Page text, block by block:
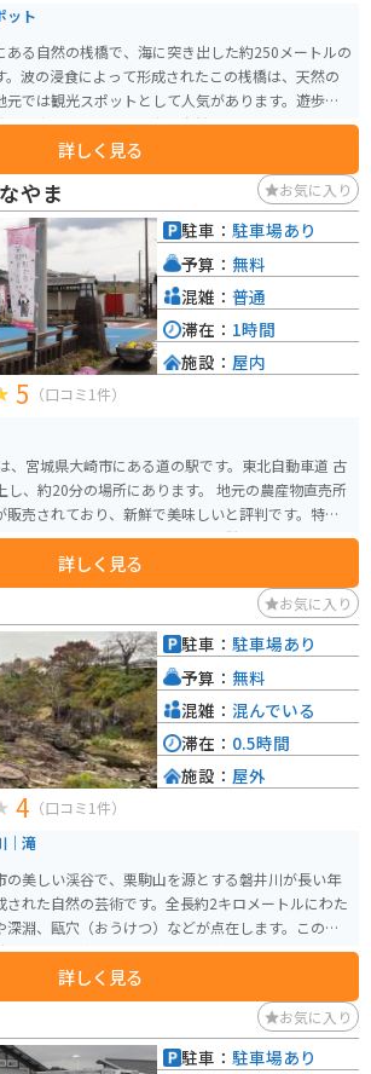
ット
ある自然の桟橋で、海に突き出した約250メートルの
波の浸食によって形成されたこの桟橋は、天然の
では観光スポットとして人気があります。遊歩道
で歩くことができ、海と自然を間近に感じながら
夕日が美しい場所です。
詳しく見る
やま お気に入り
5 （口コミ1件）
、宮城県大崎市にある道の駅です。東北自動車道 古
の場所にあります。 地元の農産物直売所
売されており、新鮮で美味しいと評判です。特
しいスイカが人気です。また、併設されているレ
材を使った料理を楽しむことができます。 バイク
広い駐車場が完備されているため安心です。ツー
用するのも良いでしょう。道の駅から少し足を延
温泉郷など、温泉地としても有名なエリアがあり
実しているので、ツーリングの疲れを癒やすこと
きる場所です。宮城県を訪れた際には、ぜひ立ち
詳しく見る
駐車： 駐車場あり
予算： 無料
混雑： 普通
滞在： 1時間
施設： 屋内
お気に入り
4 （口コミ1件）
｜滝
の美しい渓谷で、栗駒山を源とする磐井川が長い年
された自然の芸術です。全長約2キロメートルにわた
深淵、甌穴（おうけつ）などが点在します。この景
定されています。 見どころは、「空飛ぶ
す。滝見台から対岸の茶屋に向かって注文すると、
けられるユニークな体験が楽しめます。また、遊
り橋から上流と下流の異なる景観を楽しむことが
紅葉シーズンは特に美しく、多くの観光客が訪れ
詳しく見る
駐車： 駐車場あり
予算： 無料
混雑： 混んでいる
滞在： 0.5時間
施設： 屋外
お気に入り
駐車： 駐車場あり